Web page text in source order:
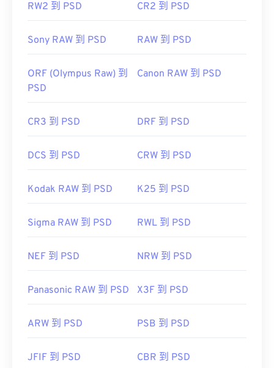
RW2 到 PSD CR2 到 PSD
Sony RAW 到 PSD RAW 到 PSD
ORF (Olympus Raw) 到
PSD
Canon RAW 到 PSD
CR3 到 PSD DRF 到 PSD
DCS 到 PSD CRW 到 PSD
Kodak RAW 到 PSD K25 到 PSD
Sigma RAW 到 PSD RWL 到 PSD
NEF 到 PSD NRW 到 PSD
Panasonic RAW 到 PSD X3F 到 PSD
ARW 到 PSD PSB 到 PSD
JFIF 到 PSD CBR 到 PSD